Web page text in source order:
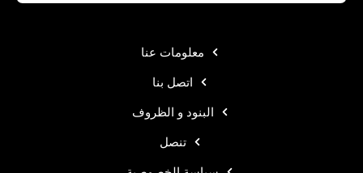
معلومات عنا
اتصل بنا
البنود و الظروف
تنصل